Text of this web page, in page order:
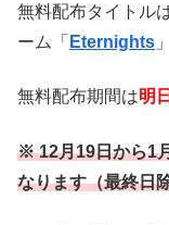
無料配布タイトル
ーム「 Eternights
無料配布期間は明
※ 12月19日から1
なります（最終日